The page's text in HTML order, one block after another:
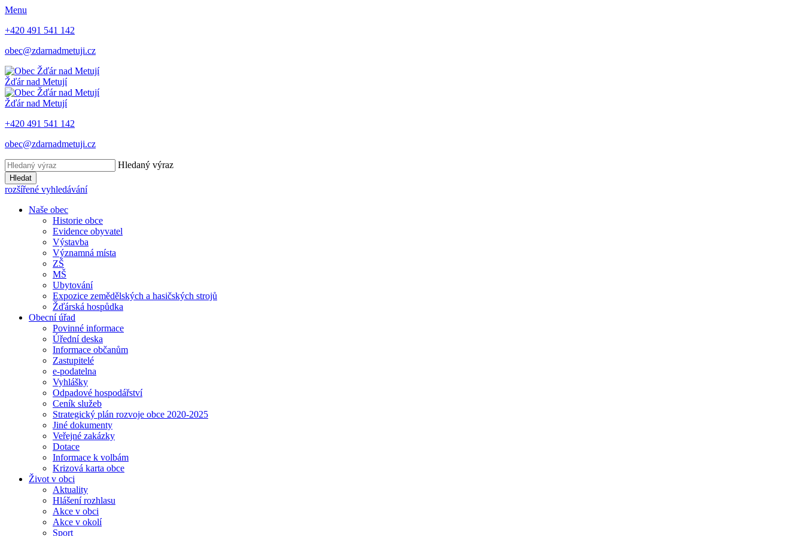
Menu
+420 491 541 142
obec@zdarnadmetuji.cz
Žďár nad Metují
Žďár nad Metují
+420 491 541 142
obec@zdarnadmetuji.cz
Hledaný výraz
Hledat
rozšířené vyhledávání
Naše obec
Historie obce
Evidence obyvatel
Výstavba
Významná místa
ZŠ
MŠ
Ubytování
Expozice zemědělských a hasičských strojů
Žďárská hospůdka
Obecní úřad
Povinné informace
Úřední deska
Informace občanům
Zastupitelé
e-podatelna
Vyhlášky
Odpadové hospodářství
Ceník služeb
Strategický plán rozvoje obce 2020-2025
Jiné dokumenty
Veřejné zakázky
Dotace
Informace k volbám
Krizová karta obce
Život v obci
Aktuality
Hlášení rozhlasu
Akce v obci
Akce v okolí
Sport